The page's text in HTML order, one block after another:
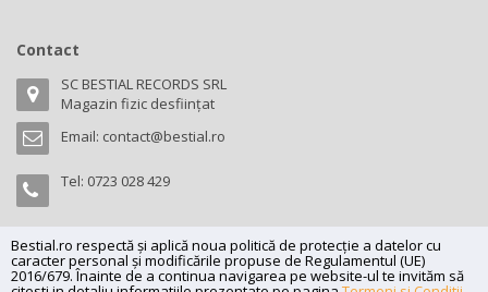
Bestial.ro respectă și aplică noua politică de protecție a datelor cu
caracter personal și modificările propuse de Regulamentul (UE)
2016/679. Înainte de a continua navigarea pe website-ul te invităm să
Contact
SC BESTIAL RECORDS SRL
Magazin fizic desființat
Email: contact@bestial.ro
Tel: 0723 028 429
Copyright (C) 2026bestial.ro -All rights reserved.